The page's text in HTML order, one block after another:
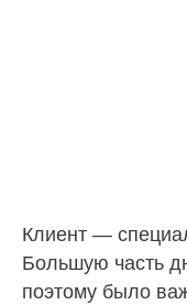
Клиент —
Большую часть
поэтому было